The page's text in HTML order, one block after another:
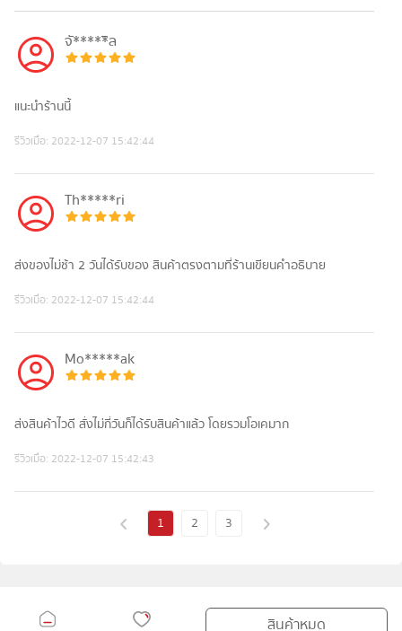
สินค้าหมด
จั*****ิล
แนะนำร้านนี้
รีวิวเมื่อ: 2022-12-07 15:42:44
Th*****ri
ส่งของไม่ช้า 2 วันได้รับของ สินค้าตรงตามที่ร้านเขียนคำอธิบาย
รีวิวเมื่อ: 2022-12-07 15:42:44
Mo*****ak
ส่งสินค้าไวดี สั่งไม่กี่วันก็ได้รับสินค้าแล้ว โดยรวมโอเคมาก
รีวิวเมื่อ: 2022-12-07 15:42:43
1 2 3